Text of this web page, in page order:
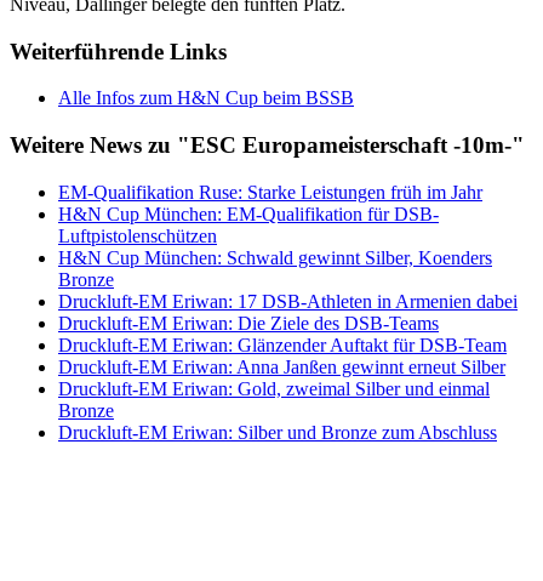
Weiterführende Links
Alle Infos zum H&N Cup beim BSSB
Weitere News zu "ESC Europameisterschaft -10m-"
EM-Qualifikation Ruse: Starke Leistungen früh im Jahr
H&N Cup München: EM-Qualifikation für DSB-
Luftpistolenschützen
H&N Cup München: Schwald gewinnt Silber, Koenders
Bronze
Druckluft-EM Eriwan: 17 DSB-Athleten in Armenien dabei
Druckluft-EM Eriwan: Die Ziele des DSB-Teams
Druckluft-EM Eriwan: Glänzender Auftakt für DSB-Team
Druckluft-EM Eriwan: Anna Janßen gewinnt erneut Silber
Druckluft-EM Eriwan: Gold, zweimal Silber und einmal
Bronze
Druckluft-EM Eriwan: Silber und Bronze zum Abschluss